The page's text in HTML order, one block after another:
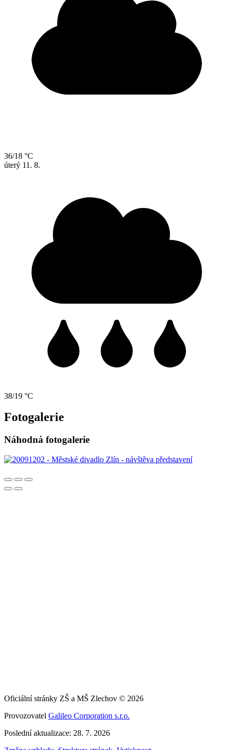
36/18 °C
úterý 11. 8.
38/19 °C
Fotogalerie
Náhodná fotogalerie
Oficiální stránky ZŠ a MŠ Zlechov © 2026
Provozovatel Galileo Corporation s.r.o.
Poslední aktualizace: 28. 7. 2026